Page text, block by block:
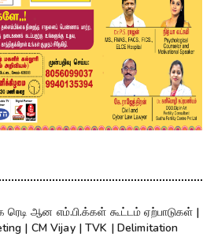
ரெடி ஆன எம்.பி.க்கள் கூட்டம் ஏற்பாடுகள் |
| CM Vijay | TVK | Delimitation